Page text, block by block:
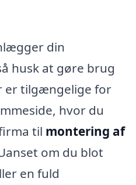
din
husk at gøre brug
er tilgængelige for
hvor du
til montering af
om du blot
en fuld